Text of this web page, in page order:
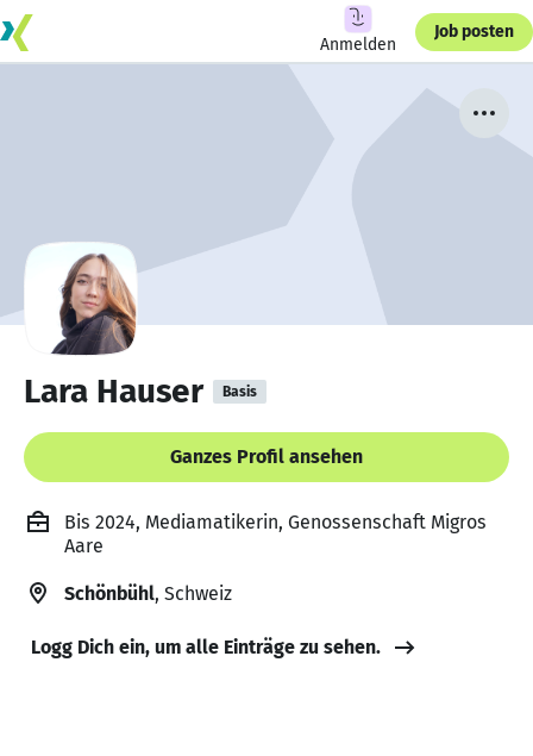
Anmelden
Job posten
Lara Hauser Basis
Ganzes Profil ansehen
Bis 2024, Mediamatikerin, Genossenschaft Migros
Aare
Schönbühl, Schweiz
Logg Dich ein, um alle Einträge zu sehen.